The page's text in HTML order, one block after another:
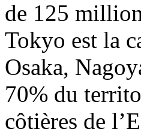
de 125
Tokyo est la
Osaka,
70% du
côtières de